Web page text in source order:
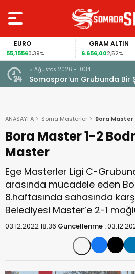
GRAM ALTIN
6.656,002,52%
FAİZ
41,30-0,55%
5 Ağustos 2026 - 10:34
Somaspor’un Grubunda Bir
ANASAYFA Soma Masterler Bora
Bora Master 1-2
Master
Ege Masterler Ligi C-
arasında mücadele eden
8.haftasında sahasında
Belediyesi Master’e 2-1
03.12.2022 18:36 Güncellenme :